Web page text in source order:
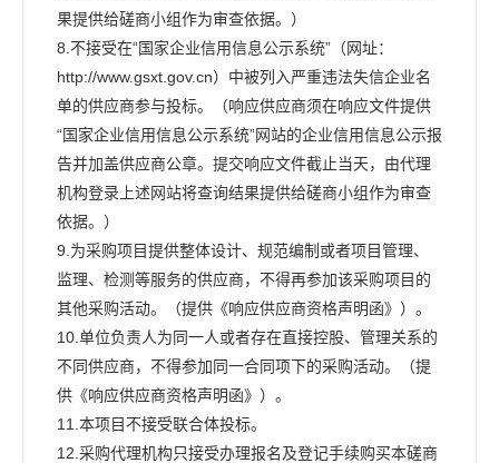
果提供给磋商小组作为审查依据。）
8.不接受在“国家企业信用信息公示系统”（网址：
http://www.gsxt.gov.cn）中被列入严重违法失信企业名
单的供应商参与投标。（响应供应商须在响应文件提供
“国家企业信用信息公示系统”网站的企业信用信息公示报
告并加盖供应商公章。提交响应文件截止当天，由代理
机构登录上述网站将查询结果提供给磋商小组作为审查
依据。）
9.为采购项目提供整体设计、规范编制或者项目管理、
监理、检测等服务的供应商，不得再参加该采购项目的
其他采购活动。（提供《响应供应商资格声明函》）。
10.单位负责人为同一人或者存在直接控股、管理关系的
不同供应商，不得参加同一合同项下的采购活动。（提
供《响应供应商资格声明函》）。
11.本项目不接受联合体投标。
12.采购代理机构只接受办理报名及登记手续购买本磋商